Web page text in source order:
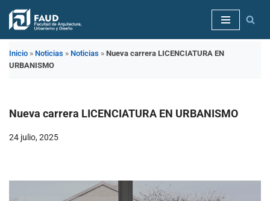
Saltar
contenido
Inicio » Noticias » Noticias » Nueva carrera LICENCIATURA EN
URBANISMO
Nueva carrera LICENCIATURA EN URBANISMO
24 julio, 2025